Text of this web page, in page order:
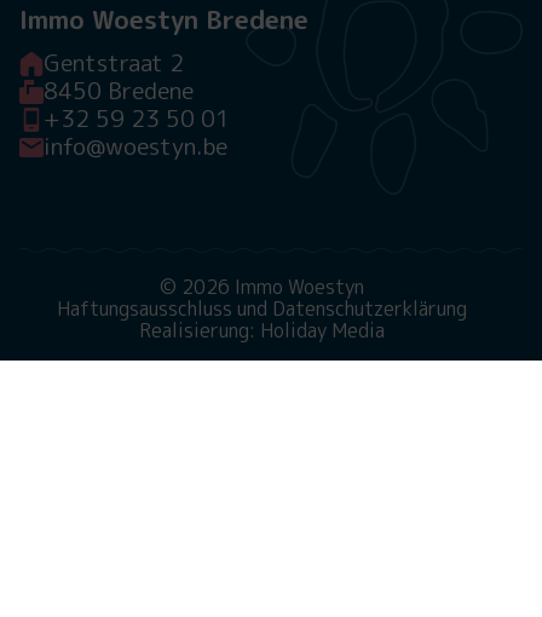
Immo Woestyn Bredene
Gentstraat 2
8450 Bredene
+32 59 23 50 01
info@woestyn.be
© 2026 Immo Woestyn
Haftungsausschluss und Datenschutzerklärung
Realisierung: Holiday Media